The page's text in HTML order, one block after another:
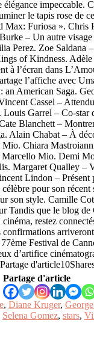
impeccable.
le tapis rose de
Max: Furiosa ». Chris
– Un autre
Perez. Zoe Saldana
of Kindness.
à l’écran dans
l’affiche avec
American Saga.
Cassel –
Garrel – Co-star
Blanchett –
Alain Chabat – À
Chiara
Mio. Demi
Margaret Qualley –
Lindon –
pour son
son style. Camille
Tandis que le blog de
restez
Festival de
d’artifice
Partage d'article
, Diane Kruger,
Selena Gomez, stars,